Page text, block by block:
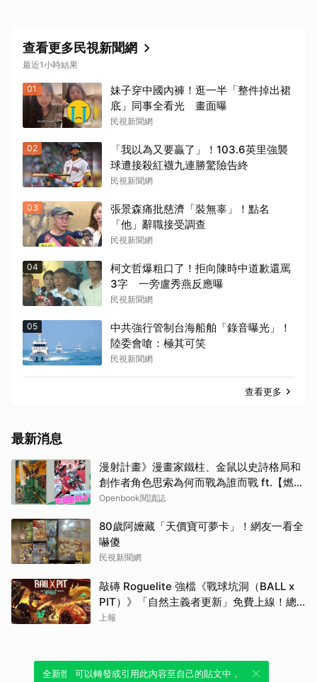
查看更多民視新聞網
最近1小時結果
01
妹子穿中國內褲！逛一半「整件掉出裙
底」同事全看光 畫面曝
民視新聞網
02
「我以為又要贏了」！103.6英里強襲
球遭接殺紅襪九連勝驚險告終
民視新聞網
03
張景森痛批慈濟「裝無辜」！點名
「他」辭職接受調查
民視新聞網
04
柯文哲爆粗口了！拒向陳時中道歉還罵
3字 一旁盧秀燕反應曝
民視新聞網
05
中共強行管制台海船舶「錄音曝光」！
陸委會嗆：極其可笑
民視新聞網
查看更多
最新消息
漫射計畫》漫畫家鐵柱、金鼠以史詩格局和
創作者角色思索為何而戰為誰而戰 ft.【燃燒
熾烈鬥魂】延伸書單
Openbook閱讀誌
80歲阿嬤藏「天價寶可夢卡」！網友一看全
嚇傻
民視新聞網
敲磚 Roguelite 強檔《戰球坑洞（BALL x
PIT）》「自然主義者更新」免費上線！總
銷量突破 200 萬份，遊戲史低 66 折熱銷中
上報
全新體驗！一鍵引用此內容，透過發布貼
可以轉發或引用此內容至自己的貼文中，